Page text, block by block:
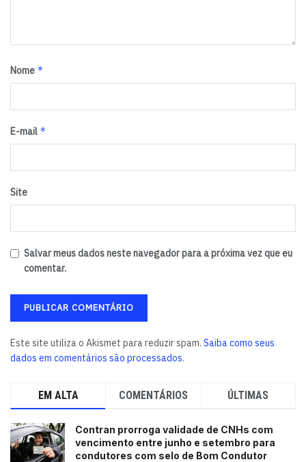
Nome *
E-mail *
Site
Salvar meus dados neste navegador para a próxima vez que eu
comentar.
Este site utiliza o Akismet para reduzir spam. Saiba como seus
dados em comentários são processados.
EM ALTA COMENTÁRIOS ÚLTIMAS
Contran prorroga validade de CNHs com
vencimento entre junho e setembro para
condutores com selo de Bom Condutor